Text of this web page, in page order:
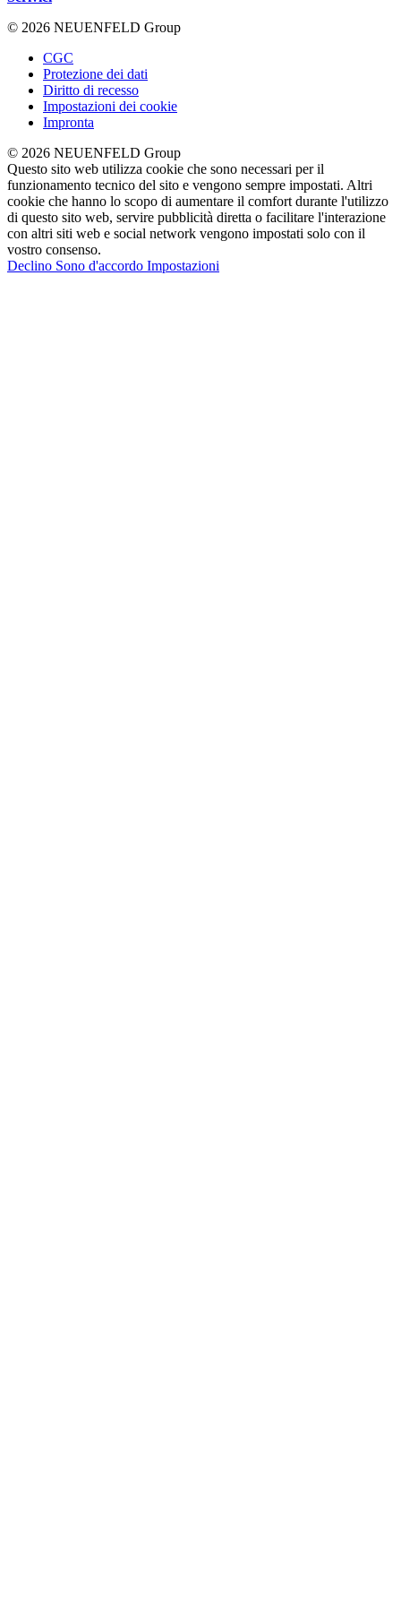
© 2026 NEUENFELD Group
CGC
Protezione dei dati
Diritto di recesso
Impostazioni dei cookie
Impronta
© 2026 NEUENFELD Group
Questo sito web utilizza cookie che sono necessari per il
funzionamento tecnico del sito e vengono sempre impostati. Altri
cookie che hanno lo scopo di aumentare il comfort durante l'utilizzo
di questo sito web, servire pubblicità diretta o facilitare l'interazione
con altri siti web e social network vengono impostati solo con il
vostro consenso.
Declino Sono d'accordo Impostazioni